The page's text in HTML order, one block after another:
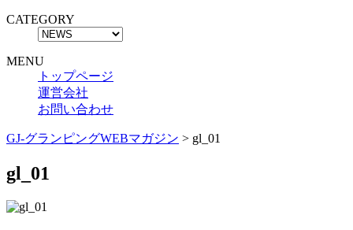
CATEGORY
MENU
トップページ
運営会社
お問い合わせ
GJ-グランピングWEBマガジン > gl_01
gl_01